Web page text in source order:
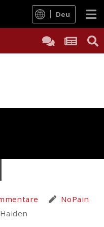
Deu
NoPain